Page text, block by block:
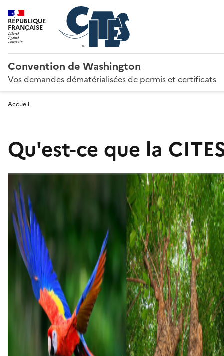
RÉPUBLIQUE
FRANÇAISE
Convention de Washington
Vos demandes dématérialisées de permis et certificats
Accueil
Qu'est-ce que la